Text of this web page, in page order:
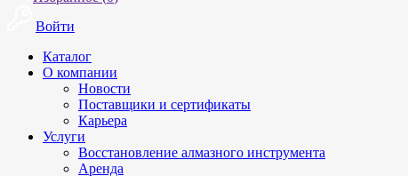
Войти
Каталог
О компании
Новости
Поставщики и сертификаты
Карьера
Услуги
Восстановление алмазного инструмента
Аренда